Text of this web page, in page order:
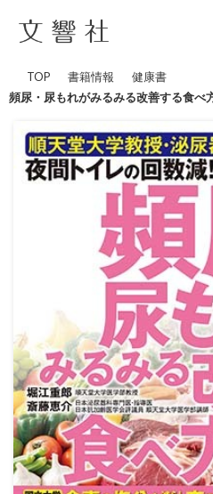
TOP 書籍情報
健康書
頻尿・尿もれがみるみる改善する食べ